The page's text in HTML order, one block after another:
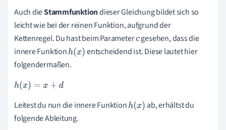
Auch dieStammfunktiondieser Gleichung bildet sich so
leicht wie bei der reinen Funktion, aufgrund der
Kettenregel. Du hast beim Parametercgesehen, dass die
innere Funktionh(x) entscheidend ist. Diese lautet hier
folgendermaßen.
h(x)=x+d
Leitest du nun die innere Funktionh(x) ab, erhältst du
folgende Ableitung.